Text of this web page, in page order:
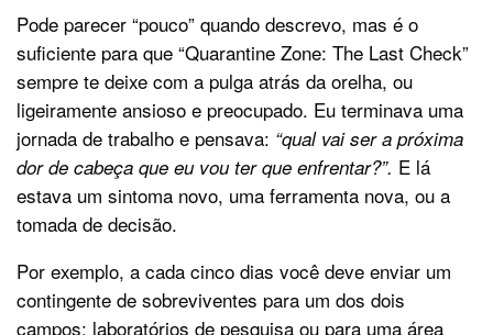
Pode parecer “pouco” quando descrevo, mas é o
suficiente para que “Quarantine Zone: The Last Check”
sempre te deixe com a pulga atrás da orelha, ou
ligeiramente ansioso e preocupado. Eu terminava uma
jornada de trabalho e pensava: “qual vai ser a próxima
dor de cabeça que eu vou ter que enfrentar?”. E lá
estava um sintoma novo, uma ferramenta nova, ou a
tomada de decisão.
Por exemplo, a cada cinco dias você deve enviar um
contingente de sobreviventes para um dos dois
campos: laboratórios de pesquisa ou para uma área